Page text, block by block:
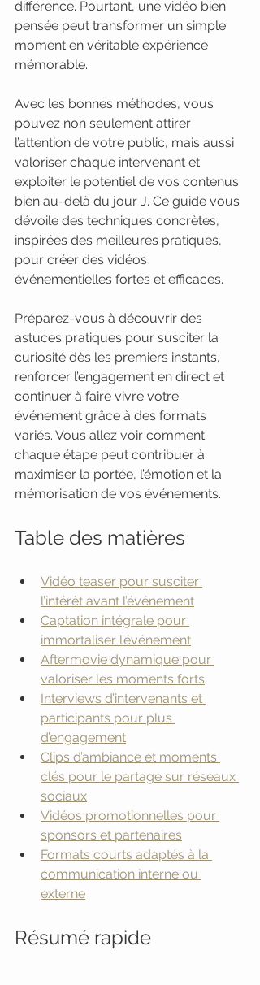
différence. Pourtant, une vidéo bien
pensée peut transformer un simple
moment en véritable expérience
mémorable.
Avec les bonnes méthodes, vous
pouvez non seulement attirer
l’attention de votre public, mais aussi
valoriser chaque intervenant et
exploiter le potentiel de vos contenus
bien au-delà du jour J. Ce guide vous
dévoile des techniques concrètes,
inspirées des meilleures pratiques,
pour créer des vidéos
événementielles fortes et efficaces.
Préparez-vous à découvrir des
astuces pratiques pour susciter la
curiosité dès les premiers instants,
renforcer l’engagement en direct et
continuer à faire vivre votre
événement grâce à des formats
variés. Vous allez voir comment
chaque étape peut contribuer à
maximiser la portée, l’émotion et la
mémorisation de vos événements.
Table des matières
Vidéo teaser pour susciter
l’intérêt avant l’événement
Captation intégrale pour
immortaliser l’événement
Aftermovie dynamique pour
valoriser les moments forts
Interviews d’intervenants et
participants pour plus
d’engagement
Clips d’ambiance et moments
clés pour le partage sur réseaux
sociaux
Vidéos promotionnelles pour
sponsors et partenaires
Formats courts adaptés à la
communication interne ou
externe
Résumé rapide